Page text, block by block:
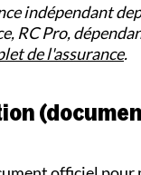
indépendant
RC Pro,
de l'assurance.